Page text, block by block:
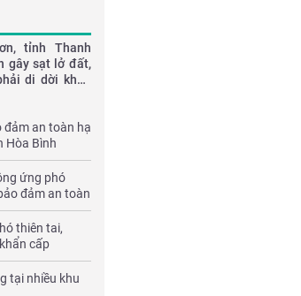
tỉnh Thanh
gây sạt lở đất,
di dời khẩn
đảm an toàn hạ
Hòa Bình
ứng phó
đảm an toàn
thiên tai,
cấp
tại nhiều khu